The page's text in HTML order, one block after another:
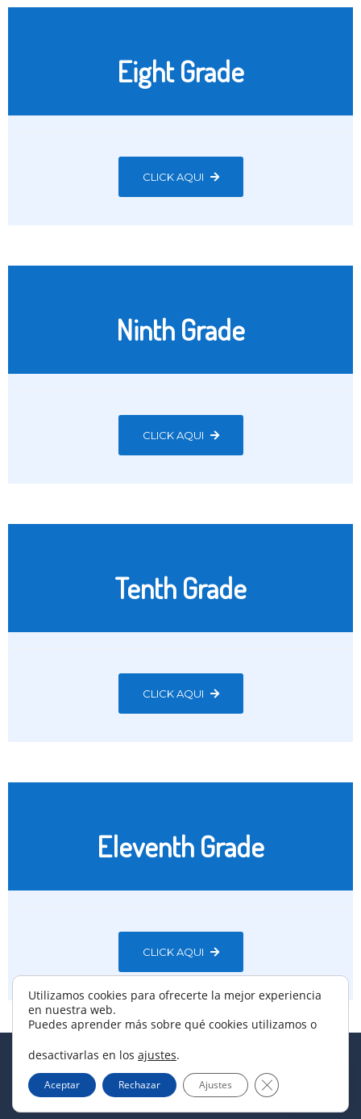
Eight Grade
CLICK AQUI
Ninth Grade
CLICK AQUI
Tenth Grade
CLICK AQUI
Eleventh Grade
CLICK AQUI
Reserved.
Utilizamos cookies para ofrecerte la mejor experiencia
en nuestra web.
Puedes aprender más sobre qué cookies utilizamos o
desactivarlas en los ajustes.
Aceptar Rechazar Ajustes CERRAR EL